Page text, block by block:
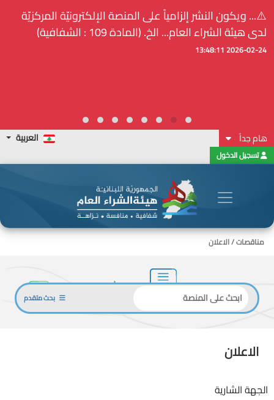
⚠️... ويكون النشر إلزامياً على المنصة الإلكترونيّة المركزيّة
لدى هيئة الشراء العام... الخ. (المادة 109 : الشفافية)
2026-02-24 13:48:11
هام جداً العربية
تسجيل الدخول
مناقصات / الاعلان
بحث متقدم
الاعلان
الجهة الشارية